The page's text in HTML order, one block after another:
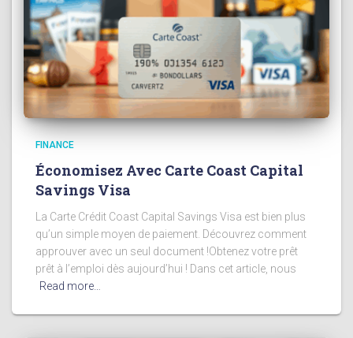
FINANCE
Économisez Avec Carte Coast Capital
Savings Visa
La Carte Crédit Coast Capital Savings Visa est bien plus
qu’un simple moyen de paiement. Découvrez comment
approuver avec un seul document !Obtenez votre prêt
prêt à l’emploi dès aujourd’hui ! Dans cet article, nous
Read more…